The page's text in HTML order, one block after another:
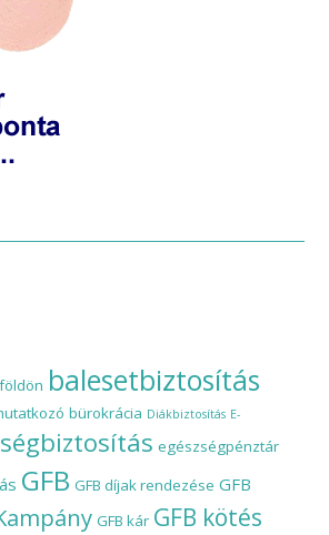
balesetbiztosítás
bürokrácia Diákbiztosítás E-
egészségpénztár
GFB GFB díjak rendezése GFB
GFB kár GFB kötés